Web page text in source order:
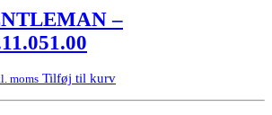
–
moms Tilføj til kurv